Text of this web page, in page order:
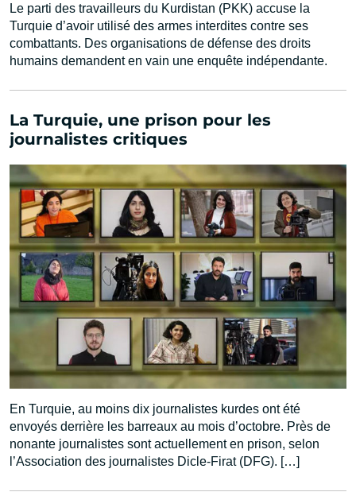
Le parti des travailleurs du Kurdistan (PKK) accuse la
Turquie d’avoir utilisé des armes interdites contre ses
combattants. Des organisations de défense des droits
humains demandent en vain une enquête indépendante.
La Turquie, une prison pour les
journalistes critiques
En Turquie, au moins dix journalistes kurdes ont été
envoyés derrière les barreaux au mois d’octobre. Près de
nonante journalistes sont actuellement en prison, selon
l’Association des journalistes Dicle-Firat (DFG). […]